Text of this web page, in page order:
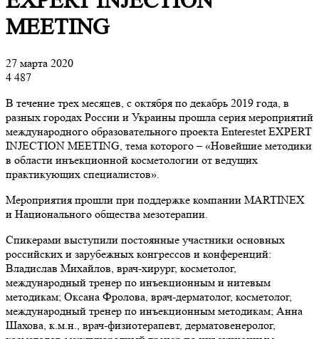
MEETING
27 марта 2020
4 487
В течение трех месяцев, с октября по декабрь 2019 года, в
разных городах России и Украины прошла серия мероприятий
международного образовательного проекта Enterestet EXPERT
INJECTION MEETING, тема которого – «Новейшие методики
в области инъекционной косметологии от ведущих
практикующих специалистов».
Мероприятия прошли при поддержке компании MARTINEX
и Национального общества мезотерапии.
Спикерами выступили постоянные участники основных
российских и зарубежных конгрессов и конференций:
Владислав Михайлов, врач-хирург, косметолог,
международный тренер по инъекционным и нитевым
методикам; Оксана Фролова, врач-дерматолог, косметолог,
международный тренер по инъекционным методикам; Анна
Шахова, к.м.н., врач-физиотерапевт, дерматовенеролог,